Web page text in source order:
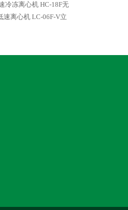
冷冻离心机 HC-18F无
速离心机 LC-06F-V立